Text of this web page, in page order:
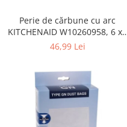
Playere, Boxe & Casti
Telescoape & Optica
Televizoare & accesorii
Ambalaje cadouri
Curatenie si intretinere
Perie de cărbune cu arc
KITCHENAID W10260958, 6 x6
x 19 mm, pentru 5KSM15
46,99 Lei